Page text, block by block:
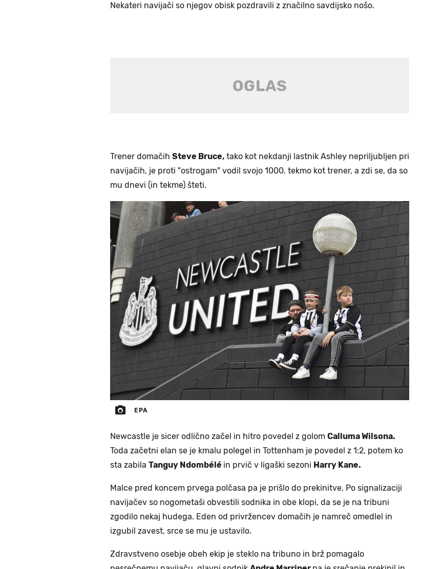
Nekateri navijači so njegov obisk pozdravili z značilno savdijsko nošo.
Trener domačih Steve Bruce, tako kot nekdanji lastnik Ashley nepriljubljen pri
navijačih, je proti "ostrogam" vodil svojo 1000. tekmo kot trener, a zdi se, da so
mu dnevi (in tekme) šteti.
EPA
Newcastle je sicer odlično začel in hitro povedel z golom Calluma Wilsona.
Toda začetni elan se je kmalu polegel in Tottenham je povedel z 1:2, potem ko
sta zabila Tanguy Ndombélé in prvič v ligaški sezoni Harry Kane.
Malce pred koncem prvega polčasa pa je prišlo do prekinitve. Po signalizaciji
navijačev so nogometaši obvestili sodnika in obe klopi, da se je na tribuni
zgodilo nekaj hudega. Eden od privržencev domačih je namreč omedlel in
izgubil zavest, srce se mu je ustavilo.
Zdravstveno osebje obeh ekip je steklo na tribuno in brž pomagalo